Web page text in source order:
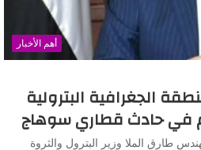
أهم الأخبار
الجغرافية البترولية
في حادث قطاري سوهاج
طارق الملا وزير البترول والثروة